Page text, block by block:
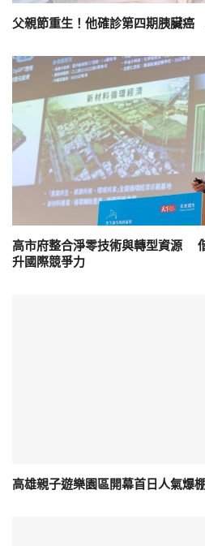
父親節重生！他確診第四期胰臟
高市府整合淨零技術與轉型資源
升國際競爭力
高雄親子遊樂園區開幕首日人氣爆